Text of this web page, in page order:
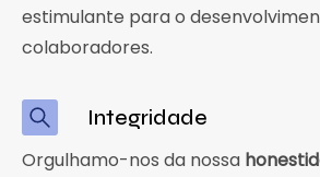
estimulante para o
colaboradores. ​​
Integridade
Orgulhamo-nos da nossa